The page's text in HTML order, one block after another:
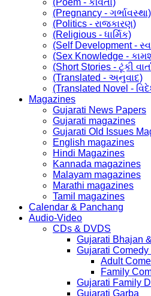
(Pregnancy - ગર્ભાવસ્થા)
(Politics - રાજકારણ)
(Religious - ધાર્મિક)
(Self Development -
(Sex Knowledge -
(Short Stories - ટૂંકી
(Translated - અનુવાદ)
(Translated Novel -
Magazines
Gujarati News Papers
Gujarati magazines
Gujarati Old Issues
English magazines
Hindi Magazines
Kannada magazines
Malayam magazines
Marathi magazines
Tamil magazines
Calendar & Panchang
Audio-Video
CDs & DVDS
Gujarati Bhajan
Gujarati Comedy
Adult
Family
Gujarati Family
Gujarati Garba